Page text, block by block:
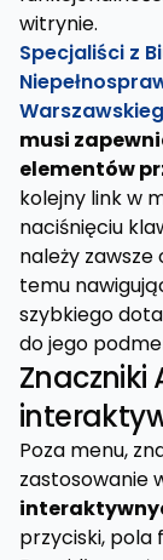
witrynie.
Specjaliści z
musi
elementów
kolejny link w
naciśnięciu
należy
temu
szybkiego
do jego
Znaczniki
Poza menu,
zastosowanie
przyciski, pola